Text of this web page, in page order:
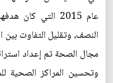
عام 2015 التي
مجال الصحة تم إعداد
وتحسين المراكز الصحية